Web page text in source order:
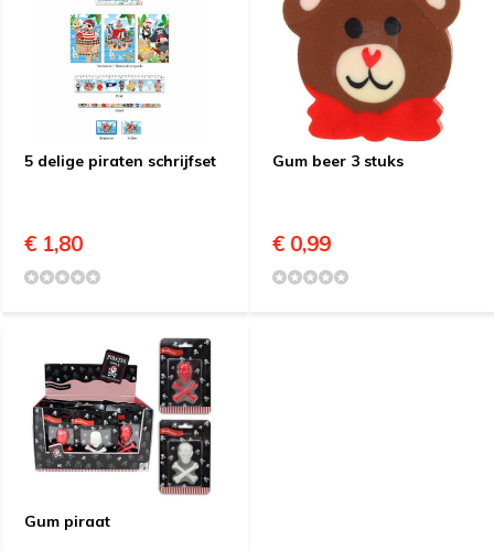
5 delige piraten schrijfset
€ 1,80
Gum beer 3 stuks
€ 0,99
Gum piraat